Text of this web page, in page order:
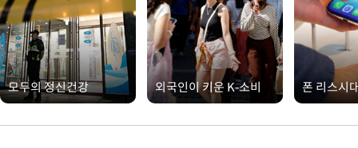
모두의 정신건강 외국인이 키운 K-소비 폰 리스시